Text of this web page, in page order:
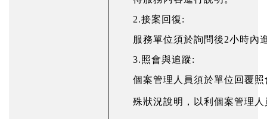
2.接案回復:
服務單位須於詢問後2小時內
3.照會與追蹤:
個案管理人員須於單位回覆
殊狀況說明，以利個案管理